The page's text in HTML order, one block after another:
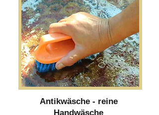
Antikwäsche - reine
Handwäsche